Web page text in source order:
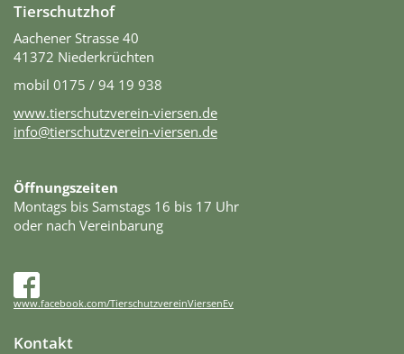
Tierschutzhof
Aachener Strasse 40
41372 Niederkrüchten
mobil 0175 / 94 19 938
www.tierschutzverein-viersen.de
info@tierschutzverein-viersen.de
Öffnungszeiten
Montags bis Samstags 16 bis 17 Uhr
oder nach Vereinbarung
www.facebook.com/TierschutzvereinViersenEv
Kontakt